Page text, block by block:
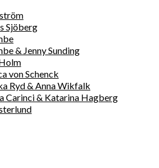
Sjöberg
& Jenny Sunding
von Schenck
Ryd & Anna Wikfalk
Carinci & Katarina Hagberg